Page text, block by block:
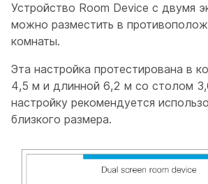
Устройство Room Device с двумя
можно разместить в
комнаты.
Эта настройка протестирована в
4,5 м и длинной 6,2 м со столом
настройку рекомендуется
близкого размера.